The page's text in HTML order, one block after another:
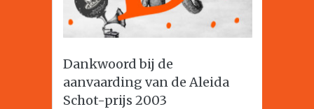
Dankwoord bij de
aanvaarding van de Aleida
Schot-prijs 2003